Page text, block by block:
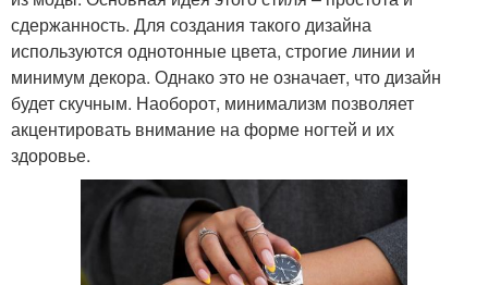
сдержанность. Для создания такого дизайна
используются однотонные цвета, строгие линии и
минимум декора. Однако это не означает, что дизайн
будет скучным. Наоборот, минимализм позволяет
акцентировать внимание на форме ногтей и их
здоровье.